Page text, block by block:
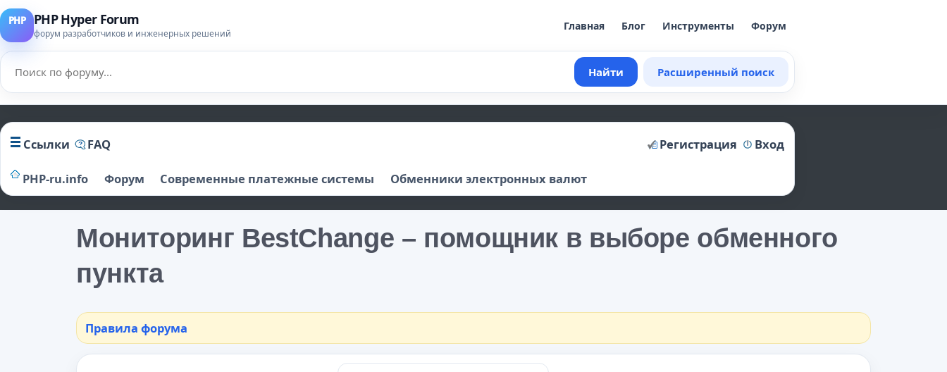
PHP Hyper Forum
форум разработчиков и инженерных решений
Главная Блог Инструменты Форум
Найти Расширенный поиск
Ссылки FAQ Вход
Регистрация
PHP-ru.info Форум Современные платежные системы Обменники электронных валют
Мониторинг BestChange – помощник в выборе обменного
пункта
Правила форума